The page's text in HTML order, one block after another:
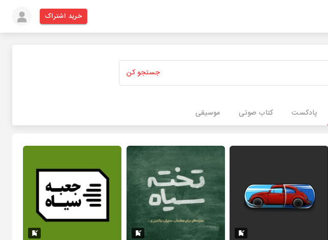
خرید اشتراک
جستجو کن
پادکست کتاب صوتی موسیقی